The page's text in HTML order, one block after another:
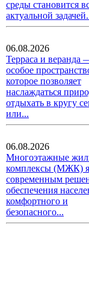
среды становится
актуальной
06.08.2026
Терраса и веранда
особое
которое позволяет
наслаждаться
отдыхать в кругу
или...
06.08.2026
Многоэтажные
комплексы (МЖК)
современным
обеспечения
комфортного и
безопасного...